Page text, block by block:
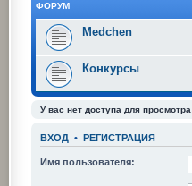
ФОРУМ
Medchen
Конкурсы
У вас нет доступа для
ВХОД • РЕГИСТРАЦИЯ
Имя пользователя: